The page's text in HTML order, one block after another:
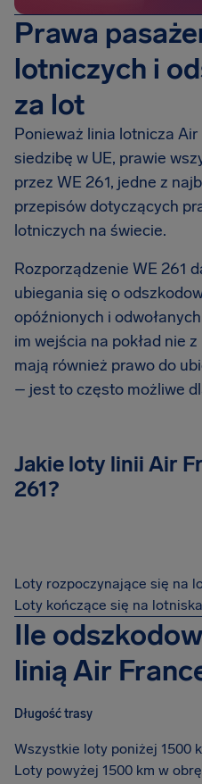
Prawa
lotniczych i
za lot
Ponieważ linia lotnicza Air
siedzibę w UE, prawie
przez WE 261, jedne z
przepisów dotyczących
lotniczych na świecie.
Rozporządzenie WE 261
ubiegania się o
opóźnionych i
im wejścia na pokład nie
mają również prawo do
– jest to często możliwe
Jakie loty linii Air
261?
Loty rozpoczynające się na
Loty kończące się na
Ile
linią Air
Długość trasy
Wszystkie loty poniżej 1500
Loty powyżej 1500 km w